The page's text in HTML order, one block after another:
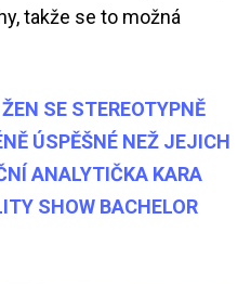
takže se to možná
ŽEN SE STEREOTYPNĚ
ÚSPĚŠNÉ NEŽ JEJICH
ANALYTIČKA KARA
SHOW BACHELOR